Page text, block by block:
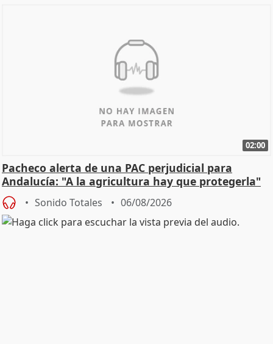
02:00
Pacheco alerta de una PAC perjudicial para
Andalucía: "A la agricultura hay que protegerla"
Sonido Totales 06/08/2026